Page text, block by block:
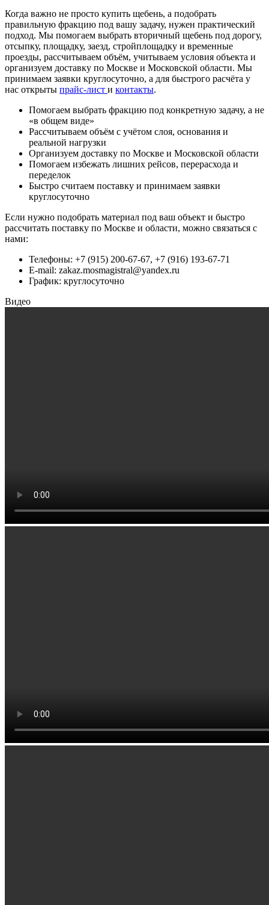
Когда важно не просто купить щебень, а подобрать
правильную фракцию под вашу задачу, нужен практический
подход. Мы помогаем выбрать вторичный щебень под дорогу,
отсыпку, площадку, заезд, стройплощадку и временные
проезды, рассчитываем объём, учитываем условия объекта и
организуем доставку по Москве и Московской области. Мы
принимаем заявки круглосуточно, а для быстрого расчёта у
нас открыты прайс-лист и контакты.
Помогаем выбрать фракцию под конкретную задачу, а не
«в общем виде»
Рассчитываем объём с учётом слоя, основания и
реальной нагрузки
Организуем доставку по Москве и Московской области
Помогаем избежать лишних рейсов, перерасхода и
переделок
Быстро считаем поставку и принимаем заявки
круглосуточно
Если нужно подобрать материал под ваш объект и быстро
рассчитать поставку по Москве и области, можно связаться с
нами:
Телефоны: +7 (915) 200-67-67, +7 (916) 193-67-71
E-mail: zakaz.mosmagistral@yandex.ru
График: круглосуточно
Видео